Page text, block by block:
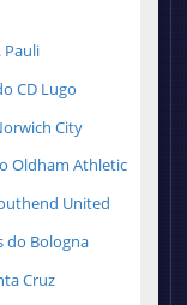
Pauli
CD Lugo
City
Oldham Athletic
United
do Bologna
Cruz